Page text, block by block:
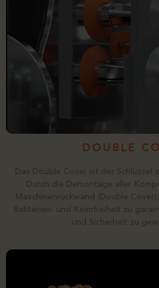
DOUBLE
Das Double Cover ist der Schlüssel
Durch die Demontage aller
Maschinenrückwand (Double
Bakterien- und Keimfreiheit zu
und Sicherheit zu